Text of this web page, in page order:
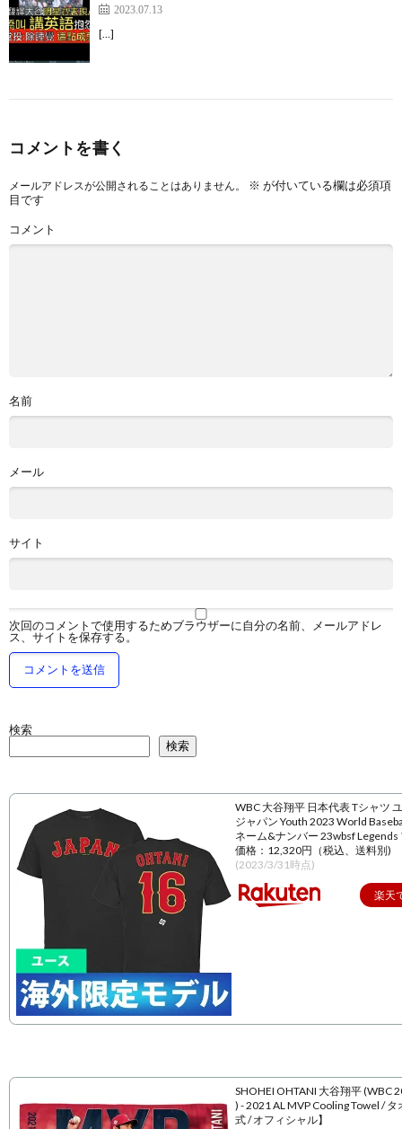
2023.07.13
[…]
コメントを書く
メールアドレスが公開されることはありません。 ※ が付いている欄は必須項
目です
コメント
名前
メール
サイト
次回のコメントで使用するためブラウザーに自分の名前、メールアドレ
ス、サイトを保存する。
検索
検索
WBC 大谷翔平 日本代表 Tシャツ
ジャパン Youth 2023 World
ネーム&ナンバー 23wbsf Legends
価格：12,320円（税込、送料別)
(2023/3/31時点)
楽天
SHOHEI OHTANI 大谷翔平 (WBC
) - 2021 AL MVP Cooling Towel / タ
式 / オフィシャル】